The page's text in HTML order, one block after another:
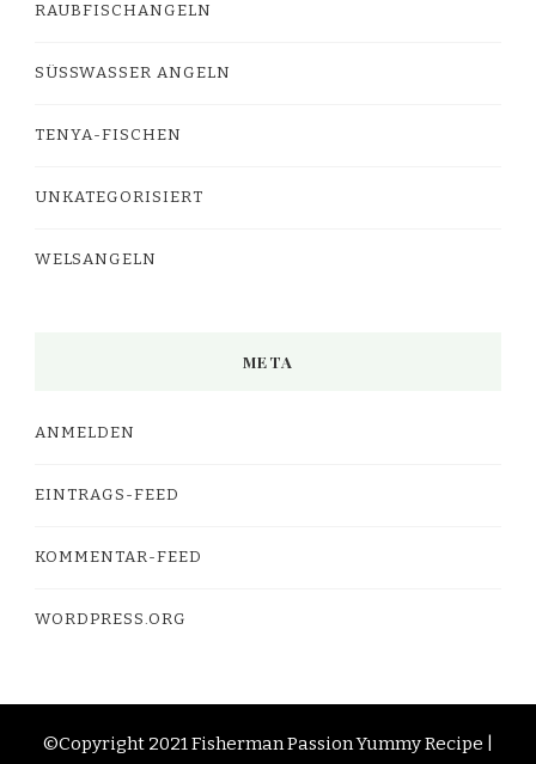
RAUBFISCHANGELN
SÜSSWASSER ANGELN
TENYA-FISCHEN
UNKATEGORISIERT
WELSANGELN
META
ANMELDEN
EINTRAGS-FEED
KOMMENTAR-FEED
WORDPRESS.ORG
©Copyright 2021 Fisherman PassionYummy Recipe |